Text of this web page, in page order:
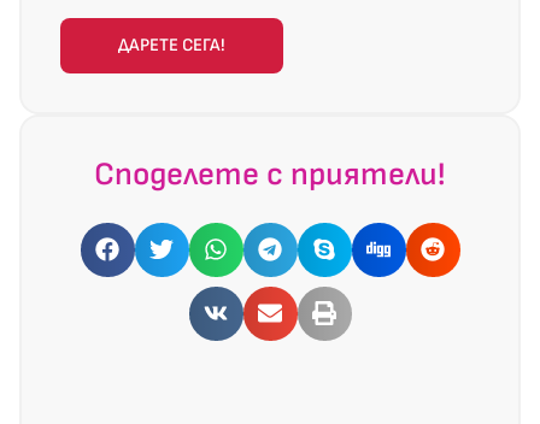
ДАРЕТЕ СЕГА!
Споделете с приятели!